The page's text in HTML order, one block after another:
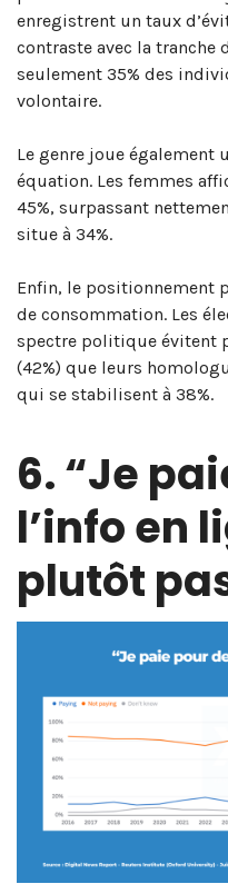
enregistrent un taux
contraste avec la tranche
seulement 35% des
volontaire.
Le genre joue également
équation. Les femmes
45%, surpassant
situe à 34%.
Enfin, le positionnement
de consommation. Les
spectre politique évitent
(42%) que leurs
qui se stabilisent à 38%.
6. “Je
l’info en
plutôt